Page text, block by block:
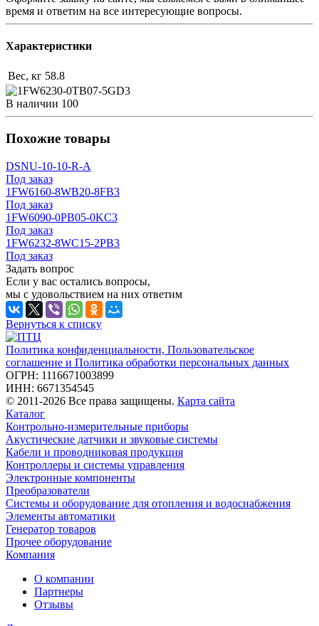
время и ответим на все интересующие вопросы.
Характеристики
Вес, кг 58.8
В наличии 100
Похожие товары
DSNU-10-10-R-A
Под заказ
1FW6160-8WB20-8FB3
Под заказ
1FW6090-0PB05-0KC3
Под заказ
1FW6232-8WC15-2PB3
Под заказ
Задать вопрос
Если у вас остались вопросы,
мы с удовольствием на них ответим
Вернуться к списку
Политика конфиденциальности, Пользовательское
соглашение и Политика обработки персональных данных
ОГРН: 1116671003899
ИНН: 6671354545
© 2011-2026 Все права защищены. Карта сайта
Каталог
Контрольно-измерительные приборы
Акустические датчики и звуковые системы
Кабели и проводниковая продукция
Контроллеры и системы управления
Электронные компоненты
Преобразователи
Системы и оборудование для отопления и водоснабжения
Элементы автоматики
Генератор товаров
Прочее оборудование
Компания
О компании
Партнеры
Отзывы